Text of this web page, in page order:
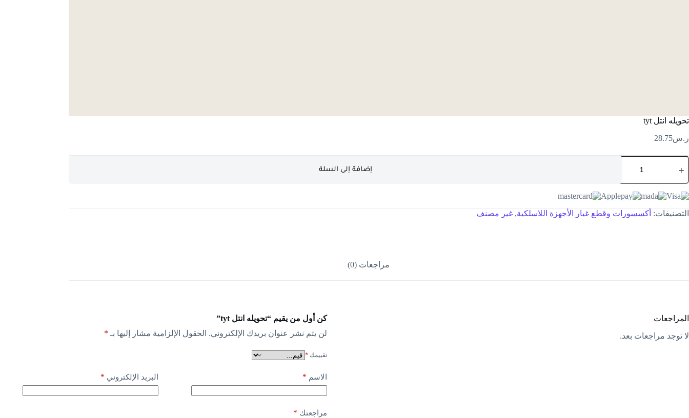
تحويله انتل tyt
ر.س28.75
إضافة إلى السلة
التصنيفات: أكسسورات وقطع غيار الأجهزة اللاسلكية, غير مصنف
مراجعات (0)
المراجعات
لا توجد مراجعات بعد.
كن أول من يقيم “تحويله انتل tyt”
لن يتم نشر عنوان بريدك الإلكتروني. الحقول الإلزامية مشار إليها بـ *
تقييمك *
الاسم * البريد الإلكتروني *
مراجعتك *